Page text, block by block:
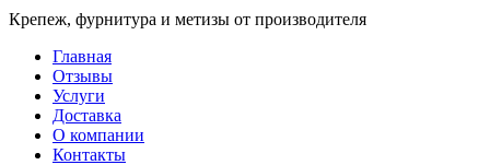
Крепеж, фурнитура и метизы от производителя
Главная
Отзывы
Услуги
Доставка
О компании
Контакты